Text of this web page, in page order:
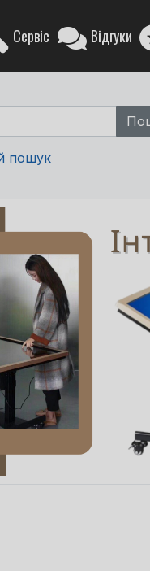
Сервіс Відгуки
пошук